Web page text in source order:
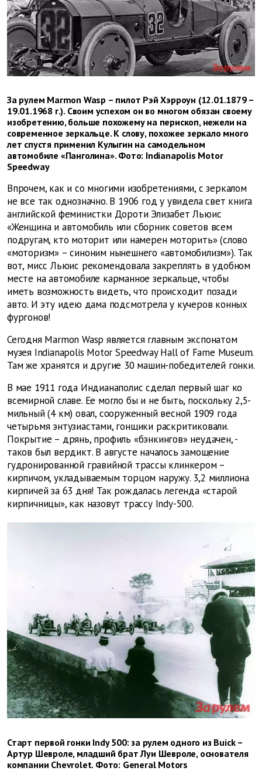
За рулем Marmon Wasp – пилот Рэй Хэрроун (12.01.1879 –
19.01.1968 г.). Своим успехом он во многом обязан своему
изобретению, больше похожему на перископ, нежели на
современное зеркальце. К слову, похожее зеркало много
лет спустя применил Кулыгин на самодельном
автомобиле «Панголина». Фото: Indianapolis Motor
Speedway
Впрочем, как и со многими изобретениями, с зеркалом
не все так однозначно. В 1906 год у увидела свет книга
английской феминистки Дороти Элизабет Льюис
«Женщина и автомобиль или сборник советов всем
подругам, кто моторит или намерен моторить» (слово
«моторизм» – синоним нынешнего «автомобилизм»). Так
вот, мисс Льюис рекомендовала закреплять в удобном
месте на автомобиле карманное зеркальце, чтобы
иметь возможность видеть, что происходит позади
авто. И эту идею дама подсмотрела у кучеров конных
фургонов!
Сегодня Marmon Wasp является главным экспонатом
музея Indianapolis Motor Speedway Hall of Fame Museum.
Там же хранятся и другие 30 машин-победителей гонки.
В мае 1911 года Индианаполис сделал первый шаг ко
всемирной славе. Ее могло бы и не быть, поскольку 2,5-
мильный (4 км) овал, сооруженный весной 1909 года
четырьмя энтузиастами, гонщики раскритиковали.
Покрытие – дрянь, профиль «бэнкингов» неудачен, -
таков был вердикт. В августе началось замощение
гудронированной гравийной трассы клинкером –
кирпичом, укладываемым торцом наружу. 3,2 миллиона
кирпичей за 63 дня! Так рождалась легенда «старой
кирпичницы», как назовут трассу Indy-500.
Старт первой гонки Indy 500: за рулем одного из Buick –
Артур Шевроле, младший брат Луи Шевроле, основателя
компании Chevrolet. Фото: General Motors